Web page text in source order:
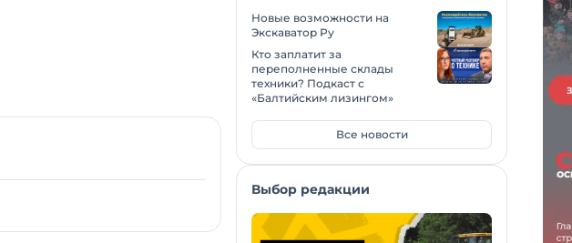
Новые возможности на
Экскаватор Ру
Кто заплатит за
переполненные склады
техники? Подкаст с
«Балтийским лизингом»
Все новости
Выбор редакции